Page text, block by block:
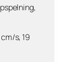
s, 19